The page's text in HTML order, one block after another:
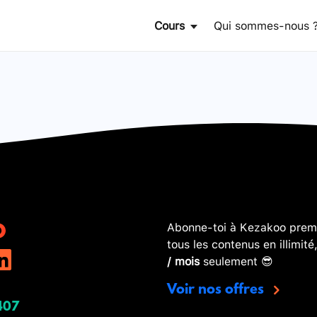
Cours Qui sommes-nous
Abonne-toi à Kezakoo
tous les contenus en
/ moisseulement 😎
Voir nos offres